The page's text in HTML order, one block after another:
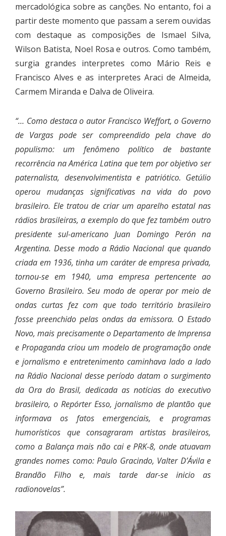
mercadológica sobre as canções. No entanto, foi a
partir deste momento que passam a serem ouvidas
com destaque as composições de Ismael Silva,
Wilson Batista, Noel Rosa e outros. Como também,
surgia grandes interpretes como Mário Reis e
Francisco Alves e as interpretes Araci de Almeida,
Carmem Miranda e Dalva de Oliveira.
“… Como destaca o autor Francisco Weffort, o Governo
de Vargas pode ser compreendido pela chave do
populismo: um fenômeno político de bastante
recorrência na América Latina que tem por objetivo ser
paternalista, desenvolvimentista e patriótico. Getúlio
operou mudanças significativas na vida do povo
brasileiro. Ele tratou de criar um aparelho estatal nas
rádios brasileiras, a exemplo do que fez também outro
presidente sul-americano Juan Domingo Perón na
Argentina. Desse modo a Rádio Nacional que quando
criada em 1936, tinha um caráter de empresa privada,
tornou-se em 1940, uma empresa pertencente ao
Governo Brasileiro. Seu modo de operar por meio de
ondas curtas fez com que todo território brasileiro
fosse preenchido pelas ondas da emissora. O Estado
Novo, mais precisamente o Departamento de Imprensa
e Propaganda criou um modelo de programação onde
e jornalismo e entretenimento caminhava lado a lado
na Rádio Nacional desse período datam o surgimento
da Ora do Brasil, dedicada as notícias do executivo
brasileiro, o Repórter Esso, jornalismo de plantão que
informava os fatos emergenciais, e programas
humorísticos que consagraram artistas brasileiros,
como a Balança mais não cai e PRK-8, onde atuavam
grandes nomes como: Paulo Gracindo, Valter D’Ávila e
Brandão Filho e, mais tarde dar-se inicio as
radionovelas”.